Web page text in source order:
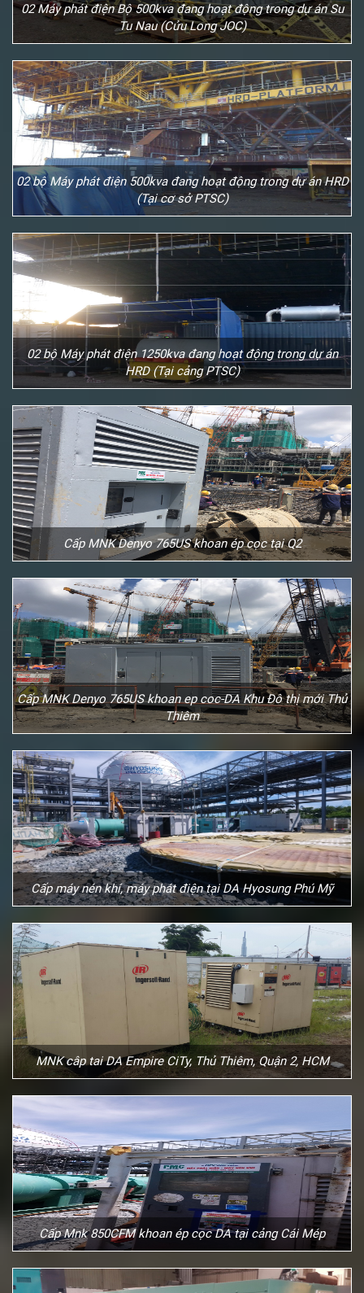
02 Máy phát điện Bộ 500kva đang hoạt động trong dự án Su
Tu Nau (Cửu Long JOC)
02 bộ Máy phát điện 500kva đang hoạt động trong dự án HRD
(Tại cơ sở PTSC)
02 bộ Máy phát điện 1250kva đang hoạt động trong dự án
HRD (Tại cảng PTSC)
Cấp MNK Denyo 765US khoan ép cọc tại Q2
Cấp MNK Denyo 765US khoan ep coc-DA Khu Đô thị mới Thủ
Thiêm
Cấp máy nén khí, máy phát điện tại DA Hyosung Phú Mỹ
MNK câp tai DA Empire CiTy, Thủ Thiêm, Quận 2, HCM
Cấp Mnk 850CFM khoan ép cọc DA tại cảng Cái Mép